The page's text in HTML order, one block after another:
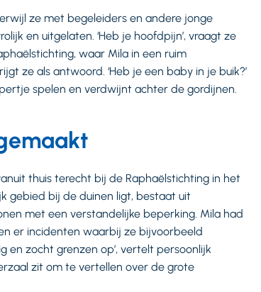
ze met begeleiders en andere jonge
en uitgelaten. ‘Heb je hoofdpijn’, vraagt ze
waar Mila in een ruim
ze als antwoord. ‘Heb je een baby in je buik?’
spelen en verdwijnt achter de gordijnen.
thuis terecht bij de Raphaëlstichting in het
gebied bij de duinen ligt, bestaat uit
met een verstandelijke beperking. Mila had
er incidenten waarbij ze bijvoorbeeld
en zocht grenzen op’, vertelt persoonlijk
zit om te vertellen over de grote